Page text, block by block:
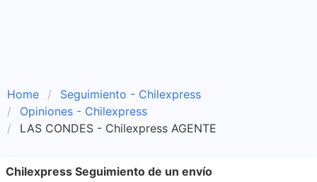
Home
Seguimiento - Chilexpress
Opiniones - Chilexpress
LAS CONDES - Chilexpress AGENTE
Chilexpress Seguimiento de un envío